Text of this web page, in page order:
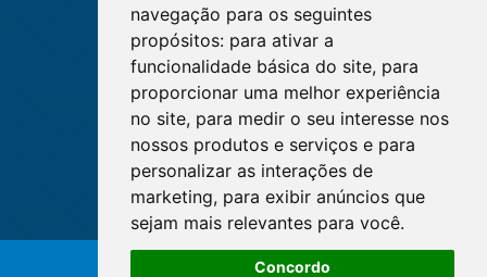
navegação para os seguintes
propósitos: para ativar a
funcionalidade básica do site, para
proporcionar uma melhor experiência
no site, para medir o seu interesse nos
nossos produtos e serviços e para
personalizar as interações de
marketing, para exibir anúncios que
sejam mais relevantes para você.
Concordo